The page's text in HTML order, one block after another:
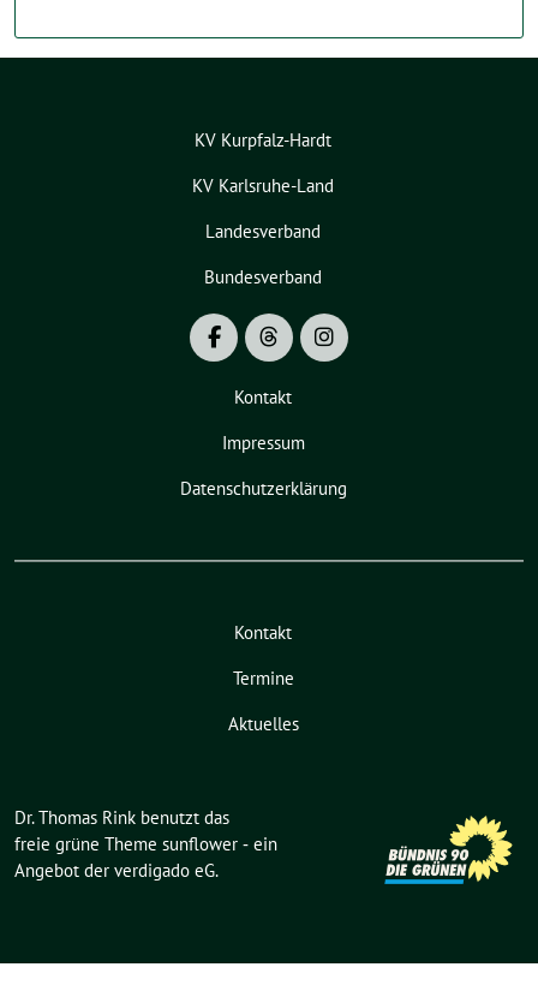
KV Kurpfalz-Hardt
KV Karlsruhe-Land
Landesverband
Bundesverband
Kontakt
Impressum
Datenschutzerklärung
Kontakt
Termine
Aktuelles
Dr. Thomas Rink benutzt das
freie grüne Theme sunflower ‐ ein
Angebot der verdigado eG.